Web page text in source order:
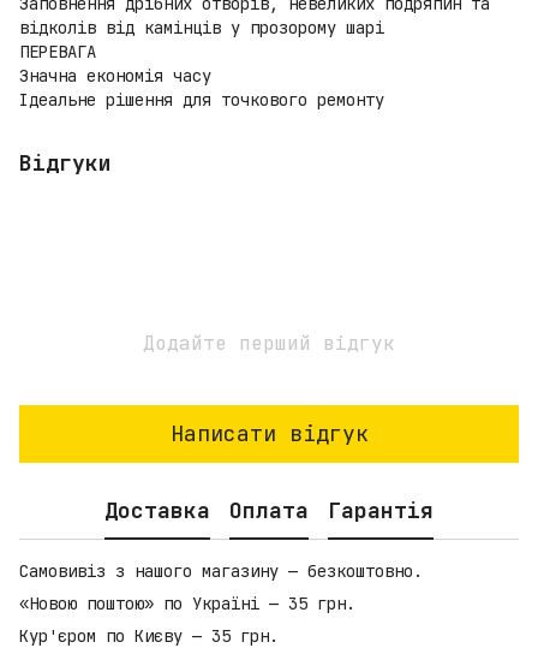
відколів від камінців у прозорому шарі
ПЕРЕВАГА
Значна економія часу
Ідеальне рішення для точкового ремонту
Відгуки
Додайте перший відгук
Написати відгук
Доставка Оплата Гарантія
Самовивіз з нашого магазину — безкоштовно.
«Новою поштою» по Україні — 35 грн.
Кур'єром по Києву — 35 грн.